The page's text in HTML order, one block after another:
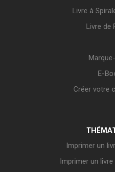
Livre à
Livre de
E-
Créer votre
Imprimer un
Imprimer un